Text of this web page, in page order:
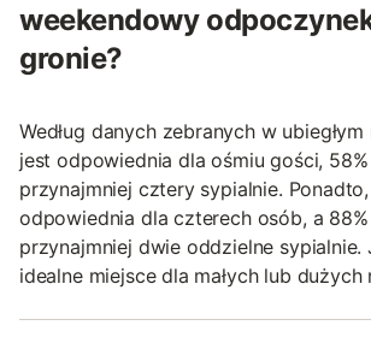
weekendowy
gronie?
Według danych zebranych w
jest odpowiednia dla ośmiu gości,
przynajmniej cztery sypialnie.
odpowiednia dla czterech osób, a
przynajmniej dwie oddzielne sypialnie.
idealne miejsce dla małych lub dużych